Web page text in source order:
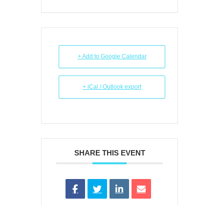
+ Add to Google Calendar
+ iCal / Outlook export
SHARE THIS EVENT